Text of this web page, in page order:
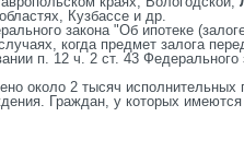
Кузбассе и др.
закона "Об ипотеке
когда предмет залога
п. 12 ч. 2 ст. 43 Федерального
около 2 тысяч исполнительных
Граждан, у которых